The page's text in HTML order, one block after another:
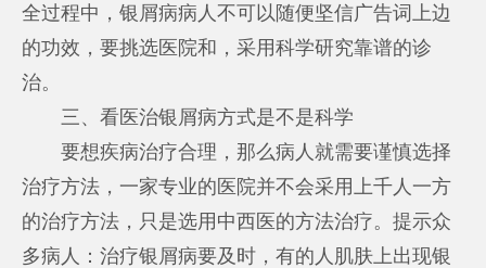
全过程中，银屑病病人不可以随便坚信广告词上边
的功效，要挑选医院和，采用科学研究靠谱的诊
治。
三、看医治银屑病方式是不是科学
要想疾病治疗合理，那么病人就需要谨慎选择
治疗方法，一家专业的医院并不会采用上千人一方
的治疗方法，只是选用中西医的方法治疗。提示众
多病人：治疗银屑病要及时，有的人肌肤上出现银